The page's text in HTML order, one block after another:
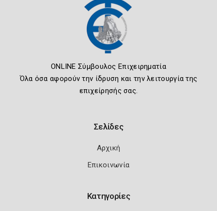
ONLINE Σύμβουλος Επιχειρηματία
Όλα όσα αφορούν την ίδρυση και την λειτουργία της
επιχείρησής σας.
Σελίδες
Αρχική
Επικοινωνία
Κατηγορίες